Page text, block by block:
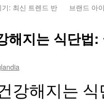
: 최신 트렌드 반
브랜드 아
해지는 식단법
강해지는